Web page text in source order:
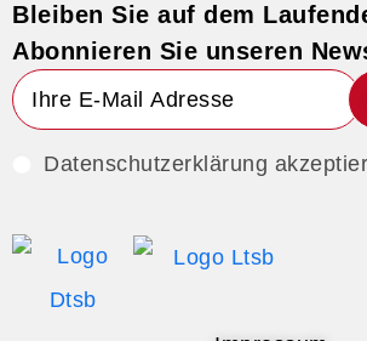
Bleiben Sie auf dem
Abonnieren Sie unseren
Datenschutzerklärung